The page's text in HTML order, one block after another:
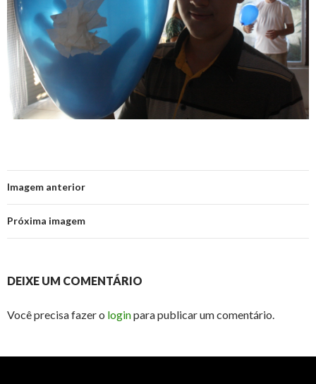
Imagem anterior
Próxima imagem
DEIXE UM COMENTÁRIO
Você precisa fazer o loginpara publicar um comentário.